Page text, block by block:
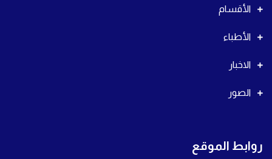
الأقسام
الأطباء
الاخبار
الصور
روابط الموقع